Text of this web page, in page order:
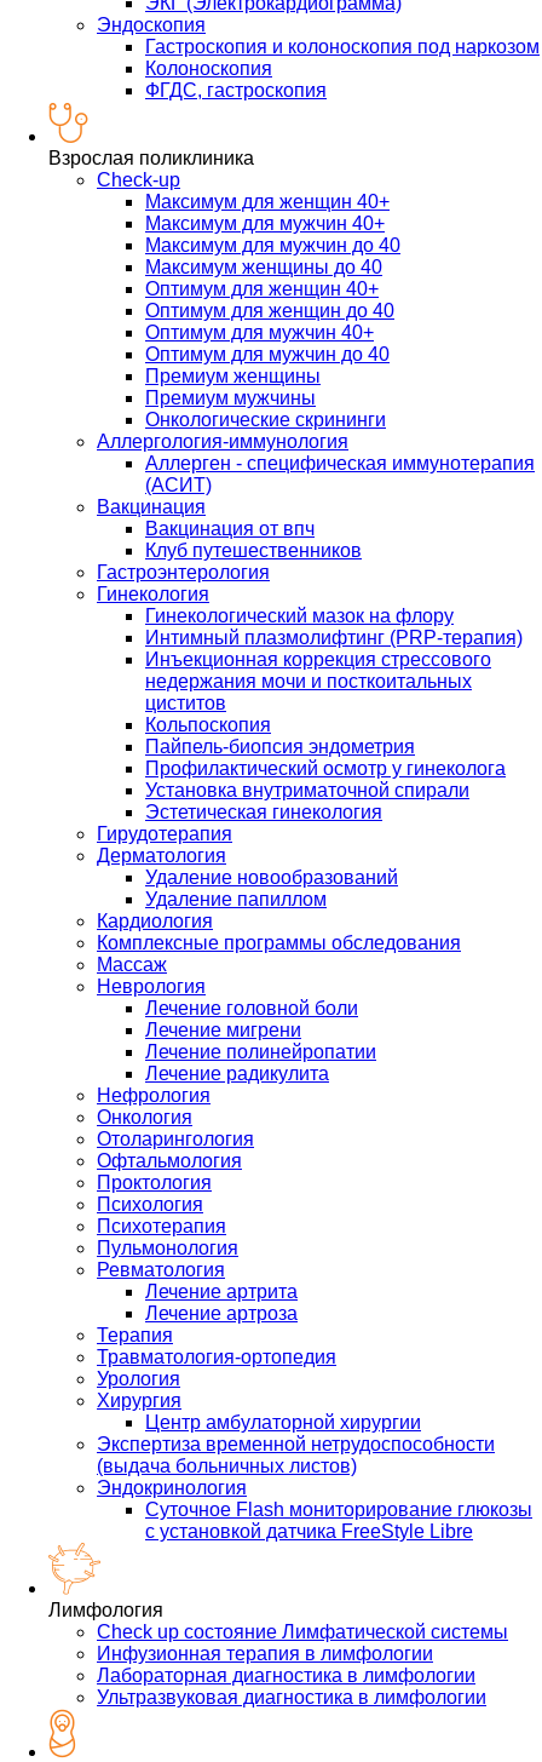
Эндоскопия
Гастроскопия и колоноскопия под наркозом
Колоноскопия
ФГДС, гастроскопия
Взрослая поликлиника
Check-up
Максимум для женщин 40+
Максимум для мужчин 40+
Максимум для мужчин до 40
Максимум женщины до 40
Оптимум для женщин 40+
Оптимум для женщин до 40
Оптимум для мужчин 40+
Оптимум для мужчин до 40
Премиум женщины
Премиум мужчины
Онкологические скрининги
Аллергология-иммунология
Аллерген - специфическая иммунотерапия
(АСИТ)
Вакцинация
Вакцинация от впч
Клуб путешественников
Гастроэнтерология
Гинекология
Гинекологический мазок на флору
Интимный плазмолифтинг (PRP-терапия)
Инъекционная коррекция стрессового
недержания мочи и посткоитальных
циститов
Кольпоскопия
Пайпель-биопсия эндометрия
Профилактический осмотр у гинеколога
Установка внутриматочной спирали
Эстетическая гинекология
Гирудотерапия
Дерматология
Удаление новообразований
Удаление папиллом
Кардиология
Комплексные программы обследования
Массаж
Неврология
Лечение головной боли
Лечение мигрени
Лечение полинейропатии
Лечение радикулита
Нефрология
Онкология
Отоларингология
Офтальмология
Проктология
Психология
Психотерапия
Пульмонология
Ревматология
Лечение артрита
Лечение артроза
Терапия
Травматология-ортопедия
Урология
Хирургия
Центр амбулаторной хирургии
Экспертиза временной нетрудоспособности
(выдача больничных листов)
Эндокринология
Суточное Flash мониторирование глюкозы
с установкой датчика FreeStyle Libre
Лимфология
Check up состояние Лимфатической системы
Инфузионная терапия в лимфологии
Лабораторная диагностика в лимфологии
Ультразвуковая диагностика в лимфологии